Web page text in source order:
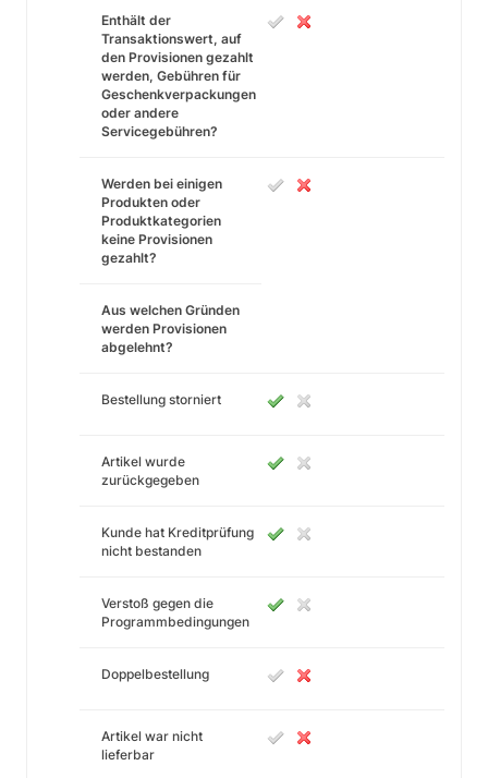
Enthält der
Transaktionswert, auf
den Provisionen gezahlt
werden, Gebühren für
Geschenkverpackungen
oder andere
Servicegebühren?
Werden bei einigen
Produkten oder
Produktkategorien
keine Provisionen
gezahlt?
Aus welchen Gründen
werden Provisionen
abgelehnt?
Bestellung storniert
Artikel wurde
zurückgegeben
Kunde hat Kreditprüfung
nicht bestanden
Verstoß gegen die
Programmbedingungen
Doppelbestellung
Artikel war nicht
lieferbar